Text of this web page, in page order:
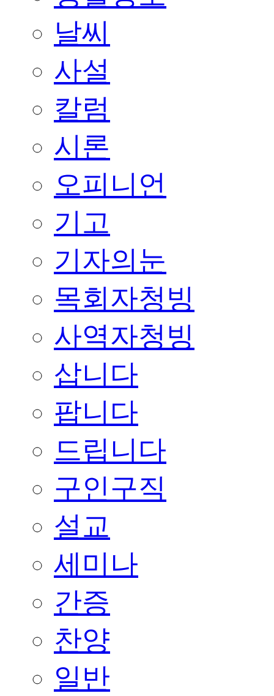
날씨
사설
칼럼
시론
오피니언
기고
기자의눈
목회자청빙
사역자청빙
삽니다
팝니다
드립니다
구인구직
설교
세미나
간증
찬양
일반